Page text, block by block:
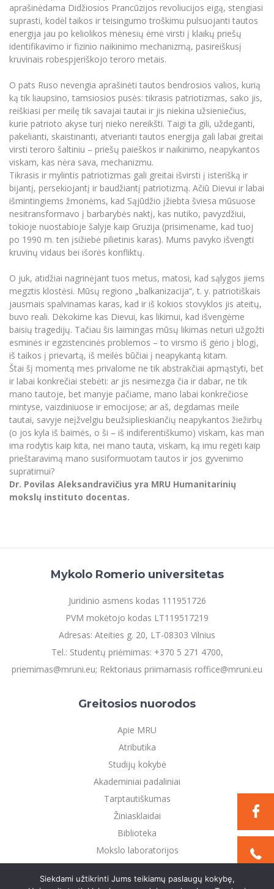
aprašinėdama Didžiosios Prancūzijos revoliucijos eigą, stengiasi
suprasti, kodėl taikos ir teisingumo troškimu pulsuojanti tautos
energija jau po keliolikos mėnesių ėmė virsti į klaikų priešų
identifikavimo ir fizinio naikinimo mechanizmą, pasireiškusį
kruvinais robespjeriškojo teroro metais.
O pats Ruso nevengia aprašinėti tautos bendrosios valios, kurią
ką tik liaupsino, tamsiosios pusės: tikrasis patriotizmas, sako jis,
reiškiasi per meilę tik savajai tautai ir jis niekina užsieniečius,
kurie patrioto akyse turį nieko nereikšti. Taigi ta gili, uždeganti,
pakelianti, skaistinanti, atverianti tautos energija gali labai greitai
virsti teroro šaltiniu – priešų paieškos ir naikinimo, neapykantos
viskam, kas nėra sava, mechanizmu.
Tikrasis ir mylintis patriotizmas gali greitai išvirsti į isterišką ir
bijantį, persekiojantį ir baudžiantį patriotizmą. Ačiū Dievui ir labai
išmintingiems žmonėms, kad Sąjūdžio įžiebta šviesa mūsuose
nesitransformavo į barbarybės naktį, kas nutiko, pavyzdžiui,
tokioje nuostabioje šalyje kaip Gruzija (prisimename, kad tuoj
po 1990 m. ten įsižiebė pilietinis karas). Mums pavyko išvengti
kruvinų vidaus bei išorės konfliktų.
O juk, atidžiai nagrinėjant tuos metus, matosi, kad sąlygos jiems
megztis klostėsi. Mūsų regiono „balkanizacija“, t. y. patriotiškais
jausmais spalvinamas karas, kad ir iš kokios stovyklos jis ateitų,
buvo reali. Dėkokime kas Dievui, kas likimui, kad išvengėme
baisių tragedijų. Tačiau šis laimingas mūsų likimas neturi užgožti
esminės ir egzistencinės problemos – to virsmo iš gėrio į blogį,
iš taikos į prievartą, iš meilės būčiai į neapykantą kitam.
Štai šį momentą mes privalome ne tik abstrakčiai apmąstyti, bet
ir labai konkrečiai stebėti: ar jis nesimezga čia ir dabar, ne tik
mano tautoje, bet manyje pačiame, mano labai konkrečiose
mintyse, vaizdiniuose ir emocijose; ar aš, degdamas meile
tautai, savyje neįžvelgiu beužsiplieskiančių neapykantos žiežirbų
(o jos kyla iš baimės, o ši – iš indiferentiškumo) viskam, kas man
ima rodytis kaip kita, nei mano tauta, viskam, ką imu regėti kaip
prieštaravimą mano susiformuotam tautos ir jos gyvenimo
supratimui?
Dr. Povilas Aleksandravičius yra MRU Humanitarinių
mokslų instituto docentas.
Mykolo Romerio universitetas
Juridinio asmens kodas 111951726
PVM mokėtojo kodas LT119517219
Adresas: Ateities g. 20, LT-08303 Vilnius
Tel.: Studentų priėmimas: +370 5 271 4700,
priemimas@mruni.eu; Rektoriaus priimamasis roffice@mruni.eu
Greitosios nuorodos
Apie MRU
Atributika
Studijų kokybė
Akademiniai padaliniai
Tarptautiškumas
Žiniasklaidai
Biblioteka
Mokslo laboratorijos
Privatumo politika
Siekdami užtikrinti Jums teikiamų paslaugų kokybę,